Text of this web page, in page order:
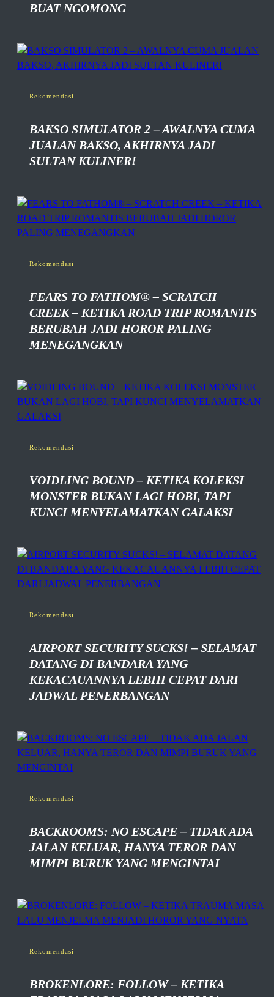
BUAT NGOMONG
Rekomendasi
BAKSO SIMULATOR 2 – AWALNYA CUMA
JUALAN BAKSO, AKHIRNYA JADI
SULTAN KULINER!
Rekomendasi
FEARS TO FATHOM® – SCRATCH
CREEK – KETIKA ROAD TRIP ROMANTIS
BERUBAH JADI HOROR PALING
MENEGANGKAN
Rekomendasi
VOIDLING BOUND – KETIKA KOLEKSI
MONSTER BUKAN LAGI HOBI, TAPI
KUNCI MENYELAMATKAN GALAKSI
Rekomendasi
AIRPORT SECURITY SUCKS! – SELAMAT
DATANG DI BANDARA YANG
KEKACAUANNYA LEBIH CEPAT DARI
JADWAL PENERBANGAN
Rekomendasi
BACKROOMS: NO ESCAPE – TIDAK ADA
JALAN KELUAR, HANYA TEROR DAN
MIMPI BURUK YANG MENGINTAI
Rekomendasi
BROKENLORE: FOLLOW – KETIKA